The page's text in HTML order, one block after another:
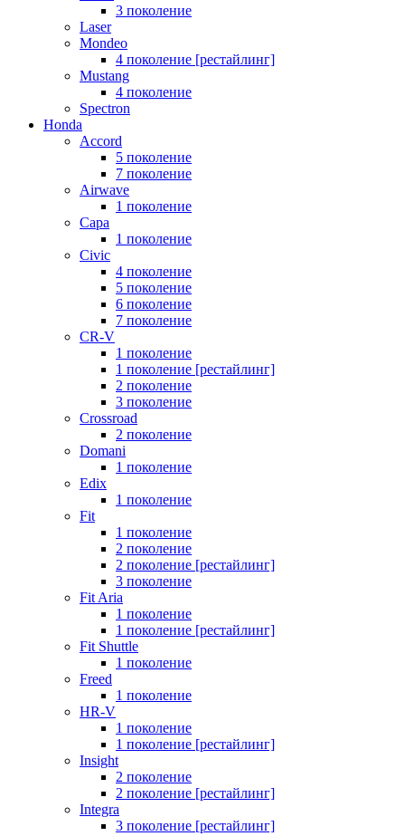
3 поколение
Laser
Mondeo
4 поколение [рестайлинг]
Mustang
4 поколение
Spectron
Honda
Accord
5 поколение
7 поколение
Airwave
1 поколение
Capa
1 поколение
Civic
4 поколение
5 поколение
6 поколение
7 поколение
CR-V
1 поколение
1 поколение [рестайлинг]
2 поколение
3 поколение
Crossroad
2 поколение
Domani
1 поколение
Edix
1 поколение
Fit
1 поколение
2 поколение
2 поколение [рестайлинг]
3 поколение
Fit Aria
1 поколение
1 поколение [рестайлинг]
Fit Shuttle
1 поколение
Freed
1 поколение
HR-V
1 поколение
1 поколение [рестайлинг]
Insight
2 поколение
2 поколение [рестайлинг]
Integra
3 поколение [рестайлинг]